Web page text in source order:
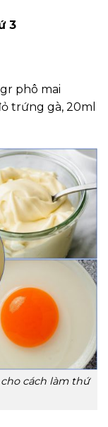
3
phô mai
trứng gà, 20ml
cách làm thứ